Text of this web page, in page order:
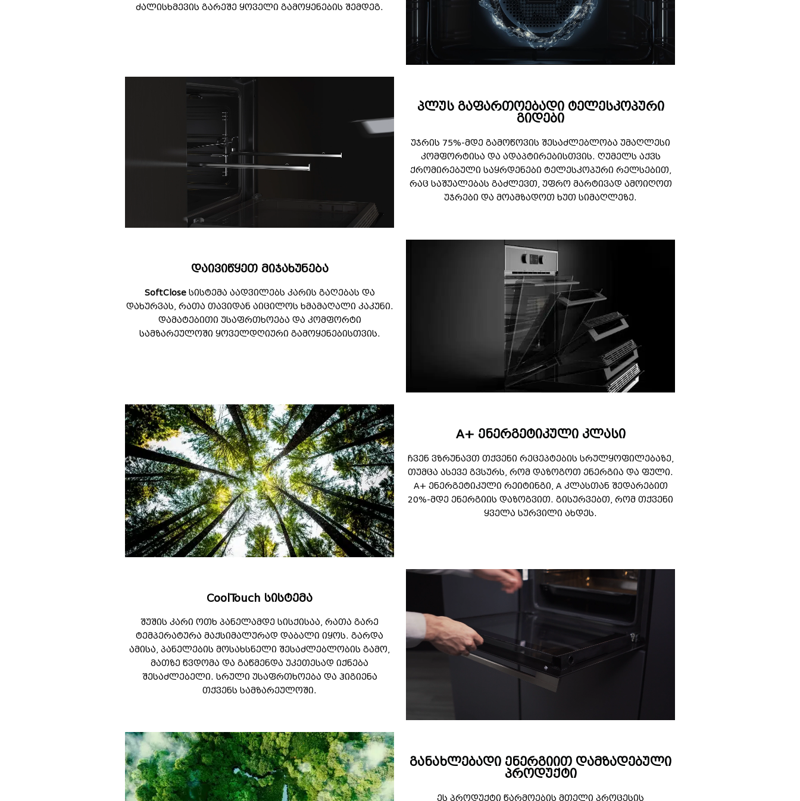
ძალისხმევის გარეშე ყოველი გამოყენების შემდეგ.
პლუს გაფართოებადი ტელესკოპური
გიდები
უჯრის 75%-მდე გამოწოვის შესაძლებლობა უმაღლესი
კომფორტისა და ადაპტირებისთვის. ღუმელს აქვს
ქრომირებული საყრდენები ტელესკოპური რელსებით,
რაც საშუალებას გაძლევთ, უფრო მარტივად ამოიღოთ
უჯრები და მოამზადოთ ხუთ სიმაღლეზე.
დაივიწყეთ მიჯახუნება
SoftCloseსისტემა აადვილებს კარის გაღებას და
დახურვას, რათა თავიდან აიცილოს ხმამაღალი კაკუნი.
დამატებითი უსაფრთხოება და კომფორტი
სამზარეულოში ყოველდღიური გამოყენებისთვის.
A+ ენერგეტიკული კლასი
ჩვენ ვზრუნავთ თქვენი რეცეპტების სრულყოფილებაზე,
თუმცა ასევე გვსურს, რომ დაზოგოთ ენერგია და ფული.
A+ ენერგეტიკული რეიტინგი, A კლასთან შედარებით
20%-მდე ენერგიის დაზოგვით. გისურვებთ, რომ თქვენი
ყველა სურვილი ახდეს.
CoolTouch სისტემა
შუშის კარი ოთხ პანელამდე სისქისაა, რათა გარე
ტემპერატურა მაქსიმალურად დაბალი იყოს. გარდა
ამისა, პანელების მოსახსნელი შესაძლებლობის გამო,
მათზე წვდომა და გაწმენდა უკეთესად იქნება
შესაძლებელი. სრული უსაფრთხოება და ჰიგიენა
თქვენს სამზარეულოში.
განახლებადი ენერგიით დამზადებული
პროდუქტი
ეს პროდუქტი წარმოების მთელი პროცესის